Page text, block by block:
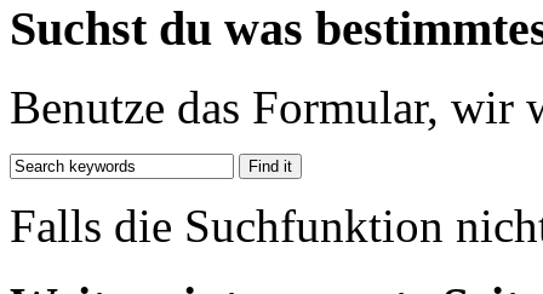
Suchst du was
Benutze das Formular, wir
Falls die Suchfunktion